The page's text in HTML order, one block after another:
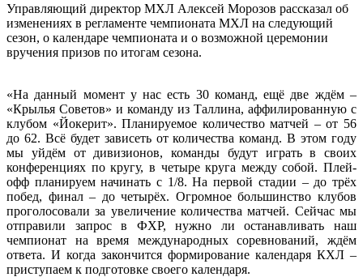
Управляющий директор МХЛ Алексей Морозов рассказал об
изменениях в регламенте чемпионата МХЛ на следующий
сезон, о календаре чемпионата и о возможной церемонии
вручения призов по итогам сезона.
«На данный момент у нас есть 30 команд, ещё две ждём –
«Крылья Советов» и команду из Таллина, аффилированную с
клубом «Йокерит». Планируемое количество матчей – от 56
до 62. Всё будет зависеть от количества команд. В этом году
мы уйдём от дивизионов, команды будут играть в своих
конференциях по кругу, в четыре круга между собой. Плей-
офф планируем начинать с 1/8. На первой стадии – до трёх
побед, финал – до четырёх. Огромное большинство клубов
проголосовали за увеличение количества матчей. Сейчас мы
отправили запрос в ФХР, нужно ли останавливать наш
чемпионат на время международных соревнований, ждём
ответа. И когда закончится формирование календаря КХЛ –
приступаем к подготовке своего календаря.